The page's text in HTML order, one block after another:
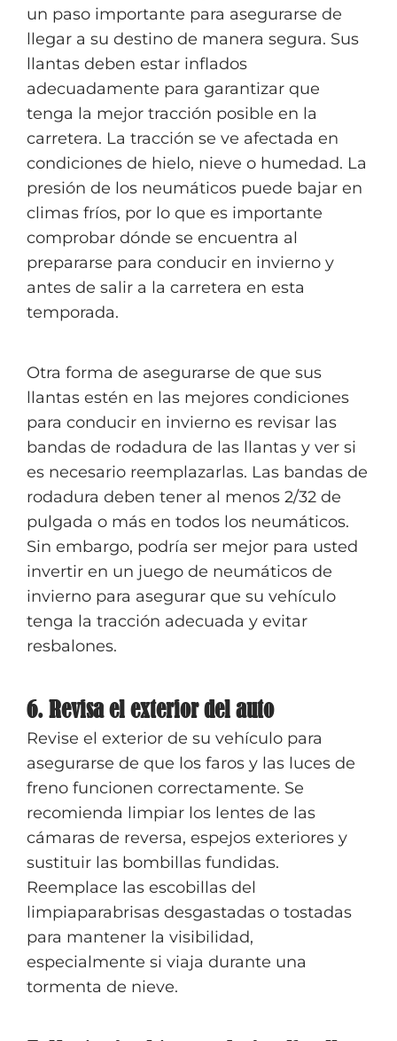
un paso importante para asegurarse de
llegar a su destino de manera segura. Sus
llantas deben estar inflados
adecuadamente para garantizar que
tenga la mejor tracción posible en la
carretera. La tracción se ve afectada en
condiciones de hielo, nieve o humedad. La
presión de los neumáticos puede bajar en
climas fríos, por lo que es importante
comprobar dónde se encuentra al
prepararse para conducir en invierno y
antes de salir a la carretera en esta
temporada.
Otra forma de asegurarse de que sus
llantas estén en las mejores condiciones
para conducir en invierno es revisar las
bandas de rodadura de las llantas y ver si
es necesario reemplazarlas. Las bandas de
rodadura deben tener al menos 2/32 de
pulgada o más en todos los neumáticos.
Sin embargo, podría ser mejor para usted
invertir en un juego de neumáticos de
invierno para asegurar que su vehículo
tenga la tracción adecuada y evitar
resbalones.
6. Revisa el exterior del auto
Revise el exterior de su vehículo para
asegurarse de que los faros y las luces de
freno funcionen correctamente. Se
recomienda limpiar los lentes de las
cámaras de reversa, espejos exteriores y
sustituir las bombillas fundidas.
Reemplace las escobillas del
limpiaparabrisas desgastadas o tostadas
para mantener la visibilidad,
especialmente si viaja durante una
tormenta de nieve.